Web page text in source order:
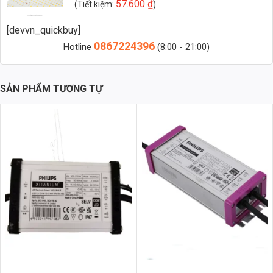
Giới Thiệu Chung về Chip LED Đèn Đường Phố OEM
Chip LED đèn đường phố OEM Philips M10 (con vịt) 50W ánh sáng
Vàng, Input 48V và 72 LED là một giải pháp chiếu sáng tiên tiến, được
chiếu sáng vượt trội và tiết kiệm năng lượng đáng kể. Sản phẩm này
không chỉ đáp ứng nhu cầu chiếu sáng cho các khu vực công cộng
mà còn góp phần bảo vệ môi trường, giảm thiểu khí thải carbon và
tạo ra một không gian sống an toàn và thân thiện hơn.
Phân Tích Kỹ Thuật Chi Tiết
Để hiểu rõ hơn về chất lượng và hiệu suất của chip LED Philips M10,
chúng ta cần đi sâu vào phân tích các thông số kỹ thuật quan trọng:
(Tiết kiệm: 57.600₫)
[devvn_quickbuy]
Hotline 0867224396 (8:00 - 21:00)
SẢN PHẨM TƯƠNG TỰ